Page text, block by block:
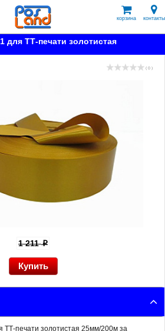
корзина контакты
для ТТ-печати золотистая
( 0 )
1 211p
ТТ-печати золотистая 25мм/200м за